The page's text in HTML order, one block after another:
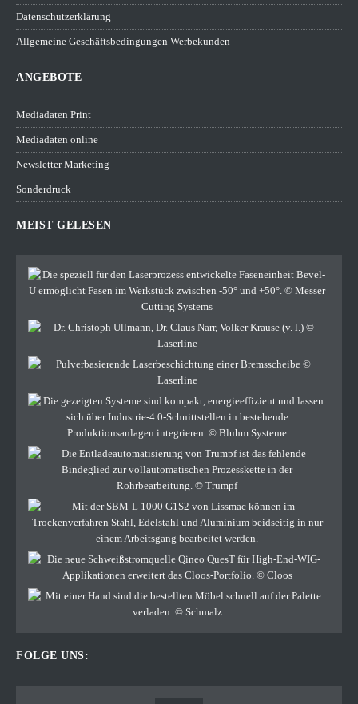
Datenschutzerklärung
Allgemeine Geschäftsbedingungen Werbekunden
ANGEBOTE
Mediadaten Print
Mediadaten online
Newsletter Marketing
Sonderdruck
MEIST GELESEN
FOLGE UNS: